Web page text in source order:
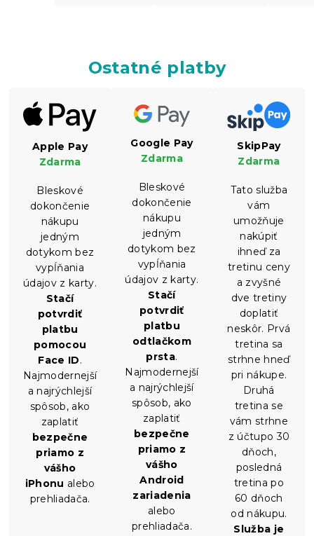
Ostatné platby
Apple Pay
Zdarma
Bleskové
dokončenie
nákupu
jedným
dotykom bez
vypĺňania
údajov z karty.
Stačí
potvrdiť
platbu
pomocou
Face ID.
Najmodernejší
a najrýchlejší
spôsob, ako
zaplatiť
bezpečne
priamo z
vášho
iPhonu alebo
prehliadača.
Google Pay
Zdarma
Bleskové
dokončenie
nákupu
jedným
dotykom bez
vypĺňania
údajov z karty.
Stačí
potvrdiť
platbu
odtlačkom
prsta.
Najmodernejší
a najrýchlejší
spôsob, ako
zaplatiť
bezpečne
priamo z
vášho
Android
zariadenia
alebo
prehliadača.
SkipPay
Zdarma
Tato služba
vám
umožňuje
nakúpiť
ihneď za
tretinu ceny
a zvyšné
dve tretiny
doplatiť
neskôr. Prvá
tretina sa
strhne hneď
pri nákupe.
Druhá
tretina se
vám strhne
z účtupo 30
dňoch,
posledná
tretina po
60 dňoch
od nákupu.
Služba je